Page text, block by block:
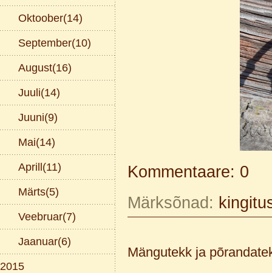
Oktoober(14)
September(10)
August(16)
Juuli(14)
Juuni(9)
Mai(14)
Aprill(11)
Märts(5)
Veebruar(7)
Jaanuar(6)
2015
Kommentaare: 0
Märksõnad:
Mängutekk ja